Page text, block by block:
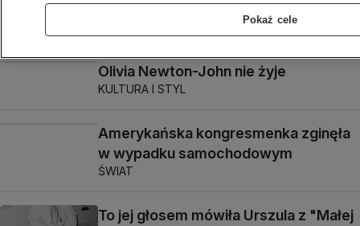
w Chorwacji
Olivia Newton-John nie żyje
KULTURA I STYL
Amerykańska kongresmenka zginęła
w wypadku samochodowym
ŚWIAT
To jej głosem mówiła Urszula z "Małej
Pokaż cele